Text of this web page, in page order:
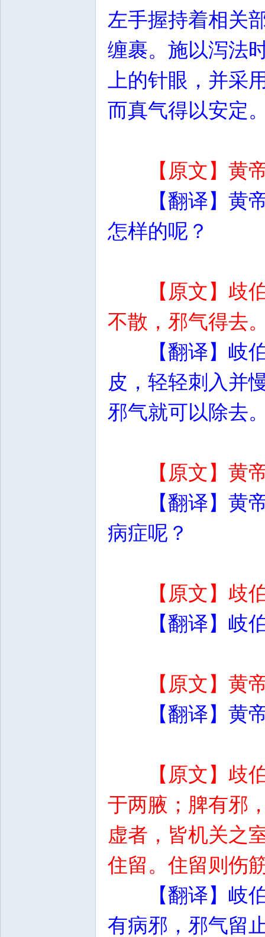
左手握持着相关
缠裹。施以泻法
上的针眼，并采
而真气得以安定
【原文】黄
【翻译】黄
怎样的呢？
【原文】歧
不散，邪气得去
【翻译】岐
皮，轻轻刺入并
邪气就可以除去
【原文】黄
【翻译】黄
病症呢？
【原文】歧
【翻译】岐
【原文】黄
【翻译】黄
【原文】歧
于两腋；脾有邪
虚者，皆机关之
住留。住留则伤
【翻译】岐
有病邪，邪气留